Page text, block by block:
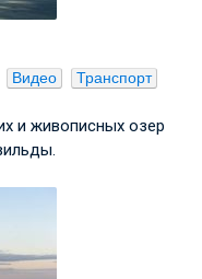
Видео
Транспорт
и живописных озер